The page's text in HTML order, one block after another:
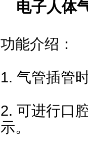
电子人体
功能介绍：
1. 气管插管
2. 可进行口
示。